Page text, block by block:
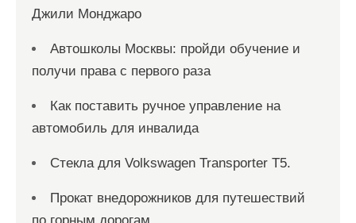
Джили Монджаро
Автошколы Москвы: пройди обучение и
получи права с первого раза
Как поставить ручное управление на
автомобиль для инвалида
Стекла для Volkswagen Transporter T5.
Прокат внедорожников для путешествий